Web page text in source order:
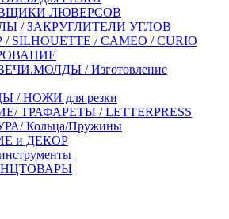
ЛЮВЕРСОВ
/ ЗАКРУГЛИТЕЛИ УГЛОВ
SILHOUETTE / CAMEO / CURIO
/ Изготовление
/ НОЖИ для резки
ТРАФАРЕТЫ / LETTERPRESS
Кольца/Пружины
и ДЕКОР